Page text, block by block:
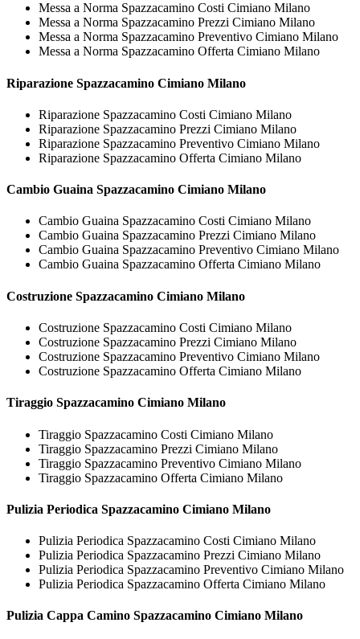
Messa a Norma Spazzacamino Costi Cimiano Milano
Messa a Norma Spazzacamino Prezzi Cimiano Milano
Messa a Norma Spazzacamino Preventivo Cimiano Milano
Messa a Norma Spazzacamino Offerta Cimiano Milano
Riparazione Spazzacamino Cimiano Milano
Riparazione Spazzacamino Costi Cimiano Milano
Riparazione Spazzacamino Prezzi Cimiano Milano
Riparazione Spazzacamino Preventivo Cimiano Milano
Riparazione Spazzacamino Offerta Cimiano Milano
Cambio Guaina Spazzacamino Cimiano Milano
Cambio Guaina Spazzacamino Costi Cimiano Milano
Cambio Guaina Spazzacamino Prezzi Cimiano Milano
Cambio Guaina Spazzacamino Preventivo Cimiano Milano
Cambio Guaina Spazzacamino Offerta Cimiano Milano
Costruzione Spazzacamino Cimiano Milano
Costruzione Spazzacamino Costi Cimiano Milano
Costruzione Spazzacamino Prezzi Cimiano Milano
Costruzione Spazzacamino Preventivo Cimiano Milano
Costruzione Spazzacamino Offerta Cimiano Milano
Tiraggio Spazzacamino Cimiano Milano
Tiraggio Spazzacamino Costi Cimiano Milano
Tiraggio Spazzacamino Prezzi Cimiano Milano
Tiraggio Spazzacamino Preventivo Cimiano Milano
Tiraggio Spazzacamino Offerta Cimiano Milano
Pulizia Periodica Spazzacamino Cimiano Milano
Pulizia Periodica Spazzacamino Costi Cimiano Milano
Pulizia Periodica Spazzacamino Prezzi Cimiano Milano
Pulizia Periodica Spazzacamino Preventivo Cimiano Milano
Pulizia Periodica Spazzacamino Offerta Cimiano Milano
Pulizia Cappa Camino Spazzacamino Cimiano Milano